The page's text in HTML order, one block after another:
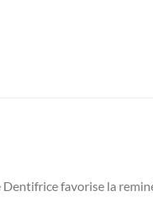
favorise la